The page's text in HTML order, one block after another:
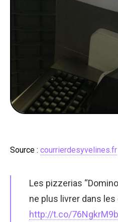
Source : courrierdesyvelines.fr
Les pizzerias
ne plus livrer dans
http://t.co/